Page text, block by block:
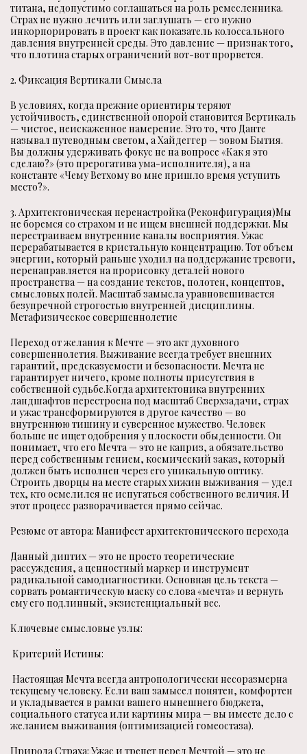
титана, недопустимо соглашаться на роль ремесленника.
Страх не нужно лечить или заглушать — его нужно
инкорпорировать в проект как показатель колоссального
давления внутренней среды. Это давление — признак того,
что плотина старых ограничений вот-вот прорвется.
2. Фиксация Вертикали Смысла
В условиях, когда прежние ориентиры теряют
устойчивость, единственной опорой становится Вертикаль
— чистое, неискаженное намерение. Это то, что Данте
называл путеводным светом, а Хайдеггер — зовом Бытия.
Вы должны удерживать фокус не на вопросе «Как я это
сделаю?» (это прерогатива ума-исполнителя), а на
константе «Чему Ветхому во мне пришло время уступить
место?».
3. Архитектоническая перенастройка (Реконфигурация)Мы
не боремся со страхом и не ищем внешней поддержки. Мы
перестраиваем внутренние каналы восприятия. Ужас
перерабатывается в кристальную концентрацию. Тот объем
энергии, который раньше уходил на поддержание тревоги,
перенаправляется на прорисовку деталей нового
пространства — на создание текстов, полотен, концептов,
смысловых полей. Масштаб замысла уравновешивается
безупречной строгостью внутренней дисциплины.
Метафизическое совершеннолетие
Переход от желания к Мечте — это акт духовного
совершеннолетия. Выживание всегда требует внешних
гарантий, предсказуемости и безопасности. Мечта не
гарантирует ничего, кроме полноты присутствия в
собственной судьбе.Когда архитектоника внутренних
ландшафтов перестроена под масштаб Сверхзадачи, страх
и ужас трансформируются в другое качество — во
внутреннюю тишину и суверенное мужество. Человек
больше не ищет одобрения у плоскости обыденности. Он
понимает, что его Мечта — это не каприз, а обязательство
перед собственным гением, космический заказ, который
должен быть исполнен через его уникальную оптику.
Строить дворцы на месте старых хижин выживания — удел
тех, кто осмелился не испугаться собственного величия. И
этот процесс разворачивается прямо сейчас.
Резюме от автора: Манифест архитектонического перехода
Данный диптих — это не просто теоретические
рассуждения, а ценностный маркер и инструмент
радикальной самодиагностики. Основная цель текста —
сорвать романтическую маску со слова «мечта» и вернуть
ему его подлинный, экзистенциальный вес.
Ключевые смысловые узлы:
Критерий Истины:
Настоящая Мечта всегда антропологически несоразмерна
текущему человеку. Если ваш замысел понятен, комфортен
и укладывается в рамки вашего нынешнего бюджета,
социального статуса или картины мира — вы имеете дело с
желанием выживания (оптимизацией гомеостаза).
Природа Страха: Ужас и трепет перед Мечтой — это не